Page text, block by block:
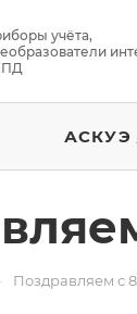
учёта,
АСКУЭ
Поздравляем с